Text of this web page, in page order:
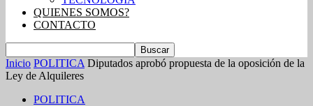
QUIENES SOMOS?
CONTACTO
Inicio POLITICA Diputados aprobó propuesta de la oposición de la
Ley de Alquileres
POLITICA